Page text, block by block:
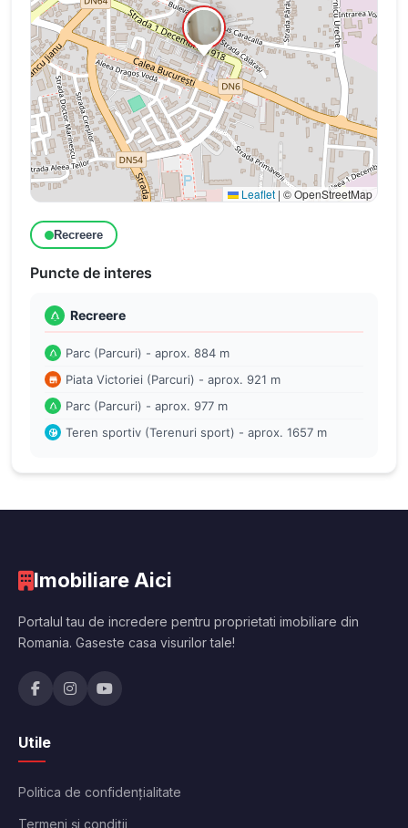
Leaflet | © OpenStreetMap
Recreere
Puncte de interes
Recreere
Parc (Parcuri) - aprox. 884 m
Piata Victoriei (Parcuri) - aprox. 921 m
Parc (Parcuri) - aprox. 977 m
Teren sportiv (Terenuri sport) - aprox. 1657 m
Imobiliare Aici
Portalul tau de incredere pentru proprietati imobiliare din
Romania. Gaseste casa visurilor tale!
Utile
Politica de confidențialitate
Termeni și condiții